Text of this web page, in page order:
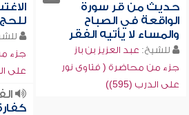
حديث من قر سورة
الواقعة في الصباح
والمساء لا يأتيه الفقر
للشيخ: عبد العزيز بن باز
جزء من محاضرة ( فتاوى نور
على الدرب (595))
للحج
جزء
على